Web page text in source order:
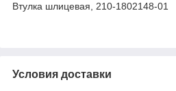
Втулка шлицевая, 210-1802148-01
Условия доставки